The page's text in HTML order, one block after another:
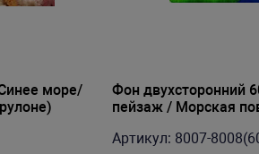
море/
Фон двухсторонний
пейзаж / Морская
Артикул: 8007-